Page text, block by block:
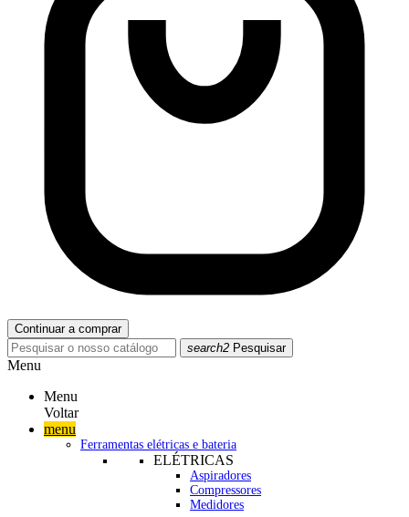
Continuar a comprar
search2 Pesquisar
Menu
Menu
Voltar
menu
Ferramentas elétricas e bateria
ELÉTRICAS
Aspiradores
Compressores
Medidores